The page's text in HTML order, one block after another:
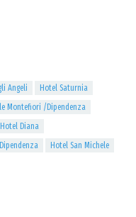
Angeli
Hotel Saturnia
Montefiori /Dipendenza
Hotel Diana
Hotel San Michele